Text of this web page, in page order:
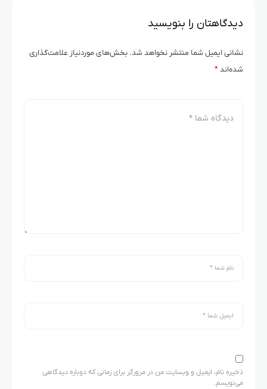
دیدگاهتان را بنویسید
نشانی ایمیل شما منتشر نخواهد شد. بخش‌های موردنیاز علامت‌گذاری
شده‌اند*
ذخیره نام، ایمیل و وبسایت من در مرورگر برای زمانی که دوباره دیدگاهی
می‌نویسم.